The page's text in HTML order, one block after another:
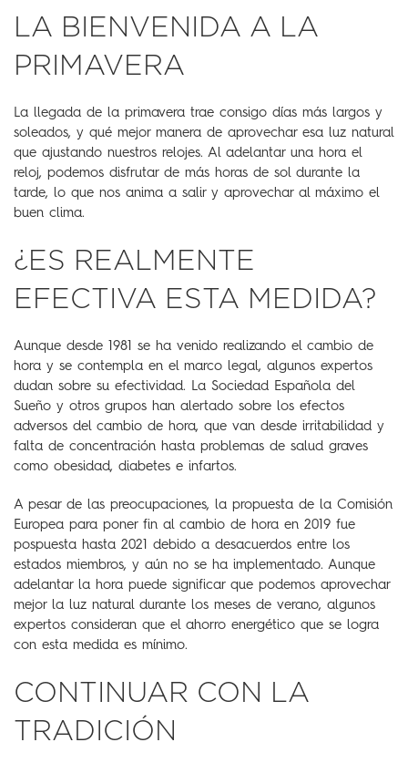
LA BIENVENIDA A LA
PRIMAVERA
La llegada de la primavera trae consigo días más largos y
soleados, y qué mejor manera de aprovechar esa luz natural
que ajustando nuestros relojes. Al adelantar una hora el
reloj, podemos disfrutar de más horas de sol durante la
tarde, lo que nos anima a salir y aprovechar al máximo el
buen clima.
¿ES REALMENTE
EFECTIVA ESTA MEDIDA?
Aunque desde 1981 se ha venido realizando el cambio de
hora y se contempla en el marco legal, algunos expertos
dudan sobre su efectividad. La Sociedad Española del
Sueño y otros grupos han alertado sobre los efectos
adversos del cambio de hora, que van desde irritabilidad y
falta de concentración hasta problemas de salud graves
como obesidad, diabetes e infartos.
A pesar de las preocupaciones, la propuesta de la Comisión
Europea para poner fin al cambio de hora en 2019 fue
pospuesta hasta 2021 debido a desacuerdos entre los
estados miembros, y aún no se ha implementado. Aunque
adelantar la hora puede significar que podemos aprovechar
mejor la luz natural durante los meses de verano, algunos
expertos consideran que el ahorro energético que se logra
con esta medida es mínimo.
CONTINUAR CON LA
TRADICIÓN